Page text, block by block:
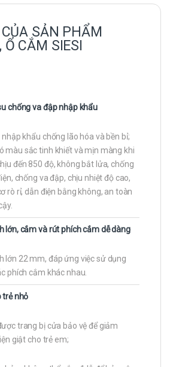
SẢN PHẨM
CẮM SIESI
chống va đập nhập khẩu
nhập khẩu chống lão hóa và bền bỉ;
màu sắc tinh khiết và mịn màng khi
đến 850 độ, không bắt lửa, chống
chống va đập, chịu nhiệt độ cao,
rò rỉ, dẫn điện bằng không, an toàn
lớn, cắm và rút phích cắm dễ dàng
lớn 22 mm, đáp ứng việc sử dụng
phích cắm khác nhau.
trẻ nhỏ
trang bị cửa bảo vệ để giảm
giật cho trẻ em;